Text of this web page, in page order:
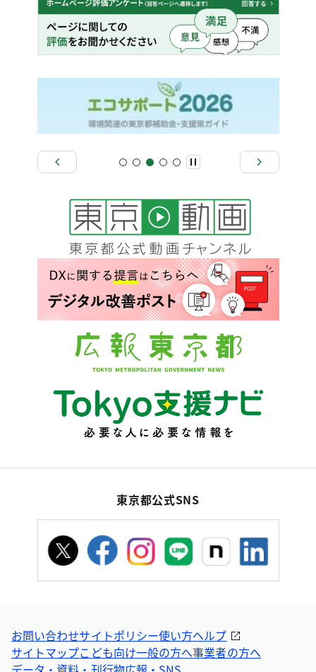
東京都公式SNS
お問い合わせサイトポリシー使い方ヘルプ
サイトマップこども向け一般の方へ事業者の方へ